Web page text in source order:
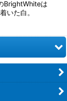
BrightWhiteは
いた白。